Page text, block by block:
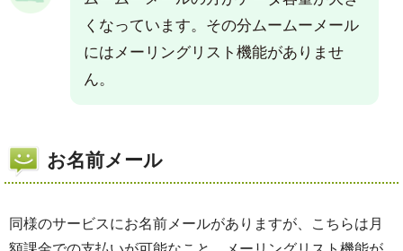
くなっています。その分ムームーメール
にはメーリングリスト機能がありませ
ん。
お名前メール
同様のサービスにお名前メールがありますが、こちらは月